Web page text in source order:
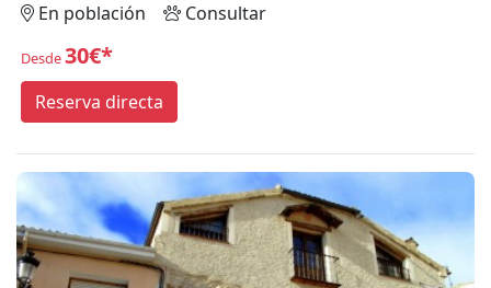
En población
Consultar
Desde30€*
Reserva directa